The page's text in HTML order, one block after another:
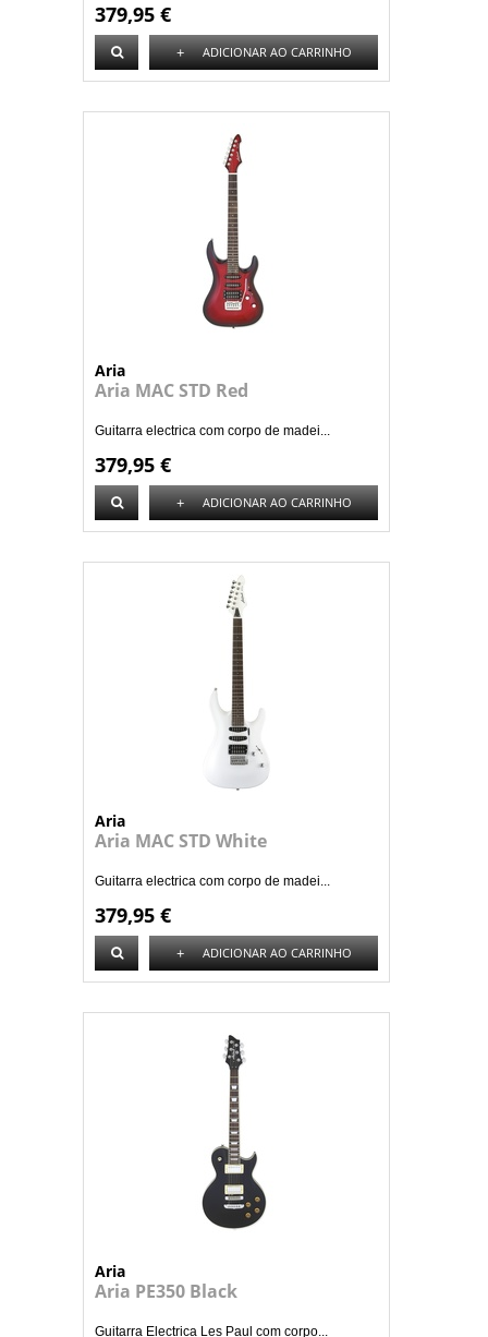
379,95 €
+ ADICIONAR AO CARRINHO
Aria
Aria MAC STD Red
Guitarra electrica com corpo de madei...
379,95 €
+ ADICIONAR AO CARRINHO
Aria
Aria MAC STD White
Guitarra electrica com corpo de madei...
379,95 €
+ ADICIONAR AO CARRINHO
Aria
Aria PE350 Black
Guitarra Electrica Les Paul com corpo...